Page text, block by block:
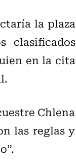
la plaza
clasificados
en la cita
Chlena
las reglas y